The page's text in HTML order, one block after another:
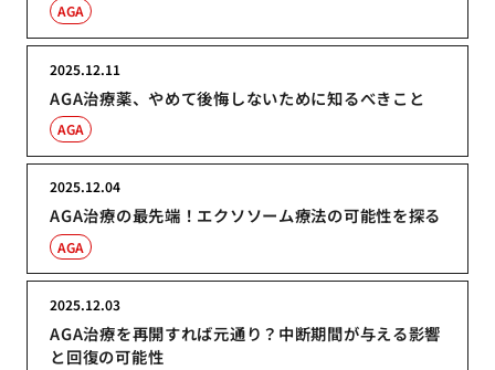
AGA
AGA治療薬、やめて後悔しないために知るべきこと
2025.12.11
AGA
AGA治療の最先端！エクソソーム療法の可能性を探る
2025.12.04
AGA
AGA治療を再開すれば元通り？中断期間が与える影響
と回復の可能性
2025.12.03